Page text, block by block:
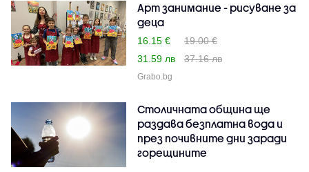
Арт занимание - рисуване за
деца
16.15 €
19.00 €
31.59 лв
37.16 лв
Grabo.bg
Столичната община ще
раздава безплатна вода и
през почивните дни заради
горещините